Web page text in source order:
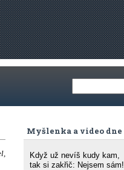
Myšlenka a video dne
Když už nevíš kudy kam,
tak si zakřič: Nejsem sám!